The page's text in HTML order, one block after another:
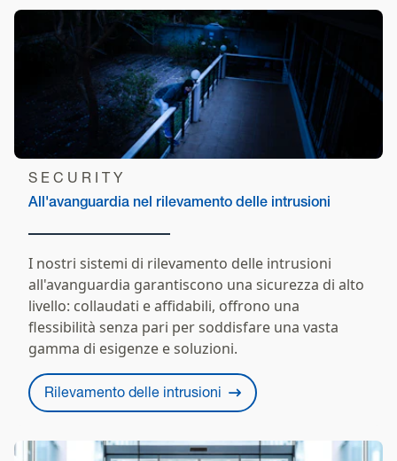
SECURITY
All'avanguardia nel rilevamento delle intrusioni
I nostri sistemi di rilevamento delle intrusioni
all'avanguardia garantiscono una sicurezza di alto
livello: collaudati e affidabili, offrono una
flessibilità senza pari per soddisfare una vasta
gamma di esigenze e soluzioni.
Rilevamento delle intrusioni